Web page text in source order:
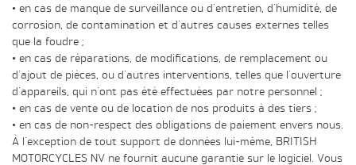
• en cas de manque de surveillance ou d'entretien, d'humidité, de
corrosion, de contamination et d'autres causes externes telles
que la foudre ;
• en cas de réparations, de modifications, de remplacement ou
d'ajout de pièces, ou d'autres interventions, telles que l'ouverture
d'appareils, qui n'ont pas été effectuées par notre personnel ;
• en cas de vente ou de location de nos produits à des tiers ;
• en cas de non-respect des obligations de paiement envers nous.
À l'exception de tout support de données lui-même, BRITISH
MOTORCYCLES NV ne fournit aucune garantie sur le logiciel. Vous